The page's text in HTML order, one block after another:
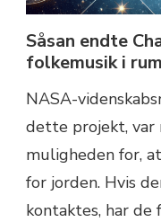
Såsan endte
folkemusik i
NASA-
dette projekt,
muligheden for,
for jorden. Hvis
kontaktes, har